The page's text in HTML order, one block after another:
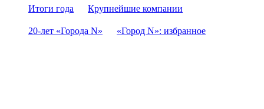
Итоги года
Крупнейшие компании
20-лет «Города N» «Город N»: избранное